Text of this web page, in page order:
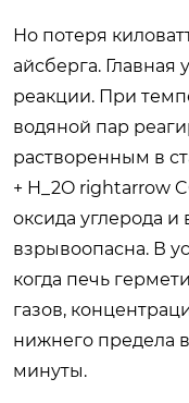
Но потеря
айсберга. Главная
реакции. При
водяной пар
растворенным в
+ H_2O rightarrow
оксида углерода и
взрывоопасна. В
когда печь
газов,
нижнего предела
минуты.